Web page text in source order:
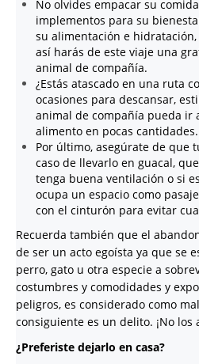
No olvides empacar su
implementos para su
su alimentación e
así harás de este viaje una
animal de compañía.
¿Estás atascado en una ruta
ocasiones para descansar,
animal de compañía pueda ir
alimento en pocas cantidades.
Por último, asegúrate de que
caso de llevarlo en guacal,
tenga buena ventilación o si
ocupa un espacio como
con el cinturón para evitar
Recuerda también que el
de ser un acto egoísta ya que se
perro, gato u otra especie a
costumbres y comodidades y
peligros, es considerado como
consiguiente es un delito. ¡No los
¿Preferiste dejarlo en casa?